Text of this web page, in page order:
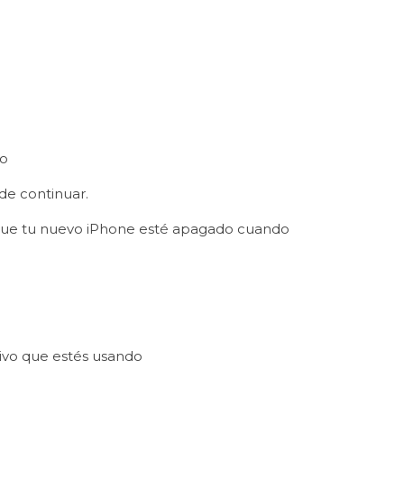
continuar.
tu nuevo iPhone esté apagado cuando
que estés usando